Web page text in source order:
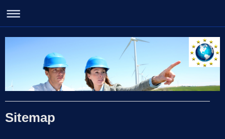
Sitemap